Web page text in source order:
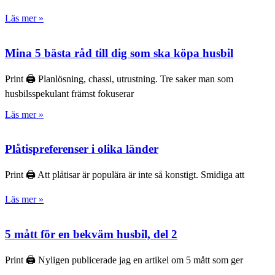
Läs mer »
Mina 5 bästa råd till dig som ska köpa husbil
Print 🖨 Planlösning, chassi, utrustning. Tre saker man som
husbilsspekulant främst fokuserar
Läs mer »
Plåtispreferenser i olika länder
Print 🖨 Att plåtisar är populära är inte så konstigt. Smidiga att
Läs mer »
5 mått för en bekväm husbil, del 2
Print 🖨 Nyligen publicerade jag en artikel om 5 mått som ger